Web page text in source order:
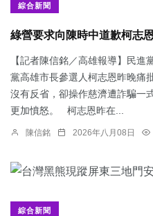
綜合新聞
綠營要求向陳時中道歉柯志
【記者陳信銘／高雄報導】民
黨高雄市長參選人柯志恩昨晚痛
沒有反省，卻操作慈濟遭詐騙一
更加憤怒。 柯志恩昨在...
陳信銘 2026年八月08日
綜合新聞